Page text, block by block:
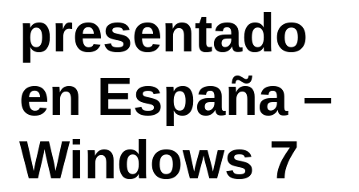
presentado
en España –
Windows 7